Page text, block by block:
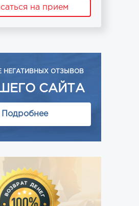
на прием
НЕГАТИВНЫХ ОТЗЫВОВ
САЙТА
Подробнее